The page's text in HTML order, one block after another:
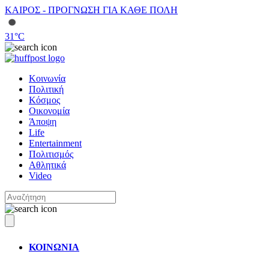
ΚΑΙΡΟΣ - ΠΡΟΓΝΩΣΗ ΓΙΑ ΚΑΘΕ ΠΟΛΗ
31°C
Κοινωνία
Πολιτική
Κόσμος
Οικονομία
Άποψη
Life
Entertainment
Πολιτισμός
Αθλητικά
Video
ΚΟΙΝΩΝΙΑ